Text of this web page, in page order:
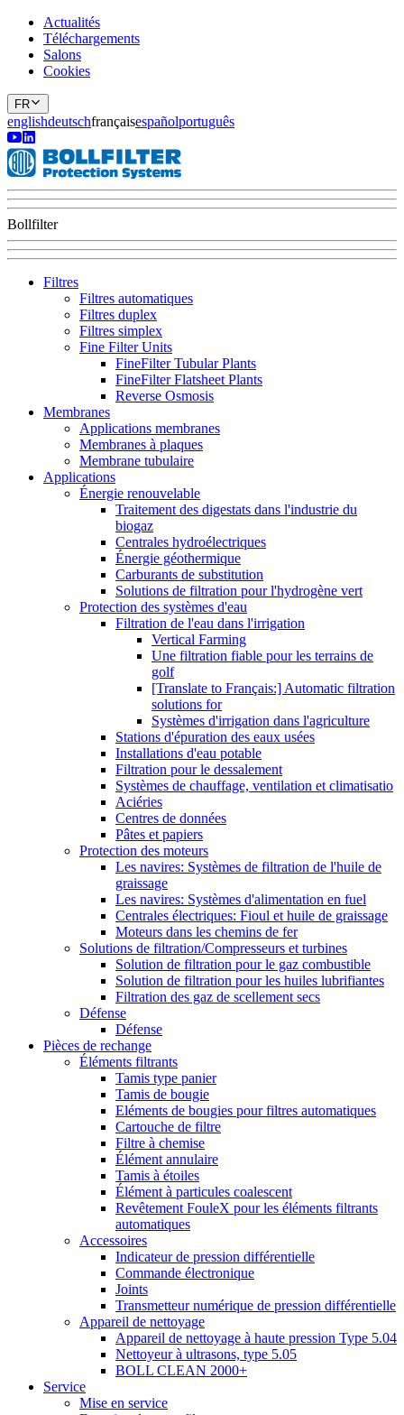
Actualités
Téléchargements
Salons
Cookies
FR
englishdeutschfrançaisespañolportuguês
Bollfilter
Filtres
Filtres automatiques
Filtres duplex
Filtres simplex
Fine Filter Units
FineFilter Tubular Plants
FineFilter Flatsheet Plants
Reverse Osmosis
Membranes
Applications membranes
Membranes à plaques
Membrane tubulaire
Applications
Énergie renouvelable
Traitement des digestats dans l'industrie du
biogaz
Centrales hydroélectriques
Énergie géothermique
Carburants de substitution
Solutions de filtration pour l'hydrogène vert
Protection des systèmes d'eau
Filtration de l'eau dans l'irrigation
Vertical Farming
Une filtration fiable pour les terrains de
golf
[Translate to Français:] Automatic filtration
solutions for
Systèmes d'irrigation dans l'agriculture
Stations d'épuration des eaux usées
Installations d'eau potable
Filtration pour le dessalement
Systèmes de chauffage, ventilation et climatisatio
Aciéries
Centres de données
Pâtes et papiers
Protection des moteurs
Les navires: Systèmes de filtration de l'huile de
graissage
Les navires: Systèmes d'alimentation en fuel
Centrales électriques: Fioul et huile de graissage
Moteurs dans les chemins de fer
Solutions de filtration/Compresseurs et turbines
Solution de filtration pour le gaz combustible
Solution de filtration pour les huiles lubrifiantes
Filtration des gaz de scellement secs
Défense
Défense
Pièces de rechange
Éléments filtrants
Tamis type panier
Tamis de bougie
Eléments de bougies pour filtres automatiques
Cartouche de filtre
Filtre à chemise
Élément annulaire
Tamis à étoiles
Élément à particules coalescent
Revêtement FouleX pour les éléments filtrants
automatiques
Accessoires
Indicateur de pression différentielle
Commande électronique
Joints
Transmetteur numérique de pression différentielle
Appareil de nettoyage
Appareil de nettoyage à haute pression Type 5.04
Nettoyeur à ultrasons, type 5.05
BOLL CLEAN 2000+
Service
Mise en service